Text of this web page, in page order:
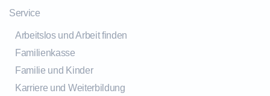
Service
Arbeitslos und Arbeit finden
Familienkasse
Familie und Kinder
Karriere und Weiterbildung